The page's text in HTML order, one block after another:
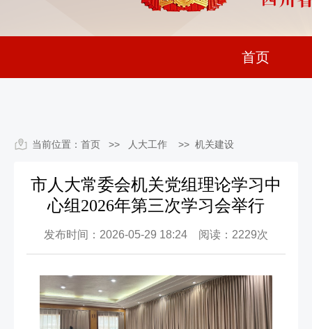
首页
当前位置： 首页 >> 人大工作 >> 机关建设
市人大常委会机关党组理论学习中
心组2026年第三次学习会举行
发布时间：2026-05-29 18:24 阅读：2229次